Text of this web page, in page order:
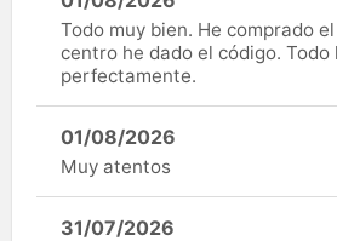
Todo muy bien. He comprado
centro he dado el código. Todo
perfectamente.
01/08/2026
Muy atentos
31/07/2026